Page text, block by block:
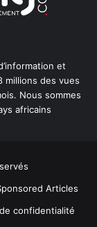
et
millions des vues
Nous sommes
africains
Articles
confidentialité